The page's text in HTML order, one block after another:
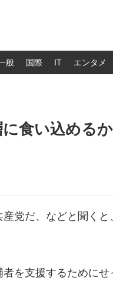
般 国際 IT エンタメ
食い込める
党だ、などと聞く
を支援するために